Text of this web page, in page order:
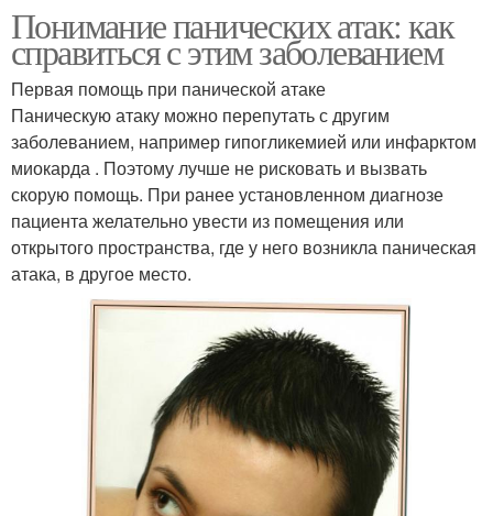
Понимание панических атак: как
справиться с этим заболеванием
Первая помощь при панической атаке
Паническую атаку можно перепутать с другим
заболеванием, например гипогликемией или инфарктом
миокарда . Поэтому лучше не рисковать и вызвать
скорую помощь. При ранее установленном диагнозе
пациента желательно увести из помещения или
открытого пространства, где у него возникла паническая
атака, в другое место.